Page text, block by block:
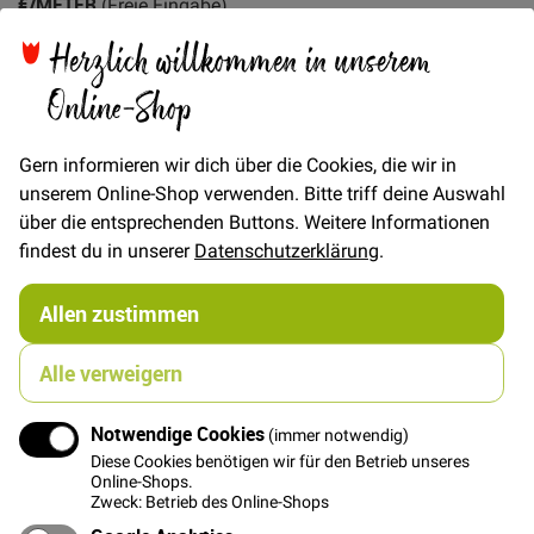
Herzlich willkommen in unserem
Online-Shop
Gern informieren wir dich über die Cookies, die wir in
unserem Online-Shop verwenden. Bitte triff deine Auswahl
über die entsprechenden Buttons. Weitere Informationen
findest du in unsererDatenschutzerklärung.
Allen zustimmen
Alle verweigern
Notwendige Cookies (immer notwendig)
Diese Cookies benötigen wir für den Betrieb unseres
Online-Shops.
Zweck: Betrieb des Online-Shops
26,00 €
Menge
Details
Merchant & Mills Sanded Twill 8oz
Deep forest green. This organic cotton has a fine twill
with a brushed surface.
It would be ideal for trousers, dungarees and dresses
that require some structure ie not a gathered waist, as
well as lighter weight jackets and bag linings. It has a
utility look and feel to it.